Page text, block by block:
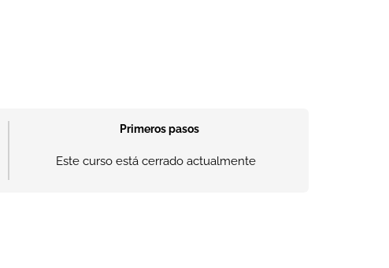
Primeros pasos
Este curso está cerrado actualmente